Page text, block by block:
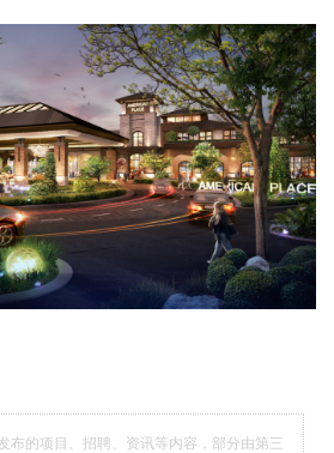
布的项目、招聘、资讯等内容，部分由第三